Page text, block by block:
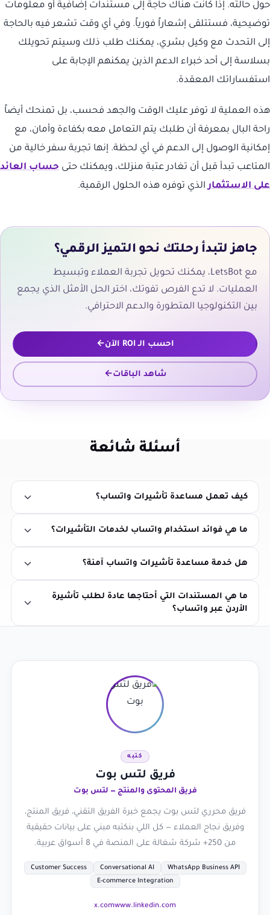
حول حالته. إذا كانت هناك حاجة إلى مستندات إضافية أو معلومات
توضيحية، فستتلقى إشعاراً فورياً. وفي أي وقت تشعر فيه بالحاجة
إلى التحدث مع وكيل بشري، يمكنك طلب ذلك وسيتم تحويلك
بسلاسة إلى أحد خبراء الدعم الذين يمكنهم الإجابة على
استفساراتك المعقدة.
هذه العملية لا توفر عليك الوقت والجهد فحسب، بل تمنحك أيضاً
راحة البال بمعرفة أن طلبك يتم التعامل معه بكفاءة وأمان، مع
إمكانية الوصول إلى الدعم في أي لحظة. إنها تجربة سفر خالية من
المتاعب تبدأ قبل أن تغادر عتبة منزلك، ويمكنك حتى حساب العائد
على الاستثمارالذي توفره هذه الحلول الرقمية.
جاهز لتبدأ رحلتك نحو التميز الرقمي؟
مع LetsBot، يمكنك تحويل تجربة العملاء وتبسيط
العمليات. لا تدع الفرص تفوتك، اختر الحل الأمثل الذي يجمع
بين التكنولوجيا المتطورة والدعم الاحترافي.
احسب الـ ROI الآن
شاهد الباقات
أسئلة شائعة
كيف تعمل مساعدة تأشيرات واتساب؟
ما هي فوائد استخدام واتساب لخدمات التأشيرات؟
هل خدمة مساعدة تأشيرات واتساب آمنة؟
ما هي المستندات التي أحتاجها عادة لطلب تأشيرة
الأردن عبر واتساب؟
كتبه
فريق لتس بوت
فريق المحتوى والمنتج — لتس بوت
فريق محرري لتس بوت يجمع خبرة الفريق التقني، فريق المنتج،
وفريق نجاح العملاء — كل اللي بنكتبه مبني على بيانات حقيقية
من 250+ شركة شغالة على المنصة في 8 أسواق عربية.
WhatsApp Business API
Conversational AI
Customer Success
E-commerce Integration
www.linkedin.com
x.com